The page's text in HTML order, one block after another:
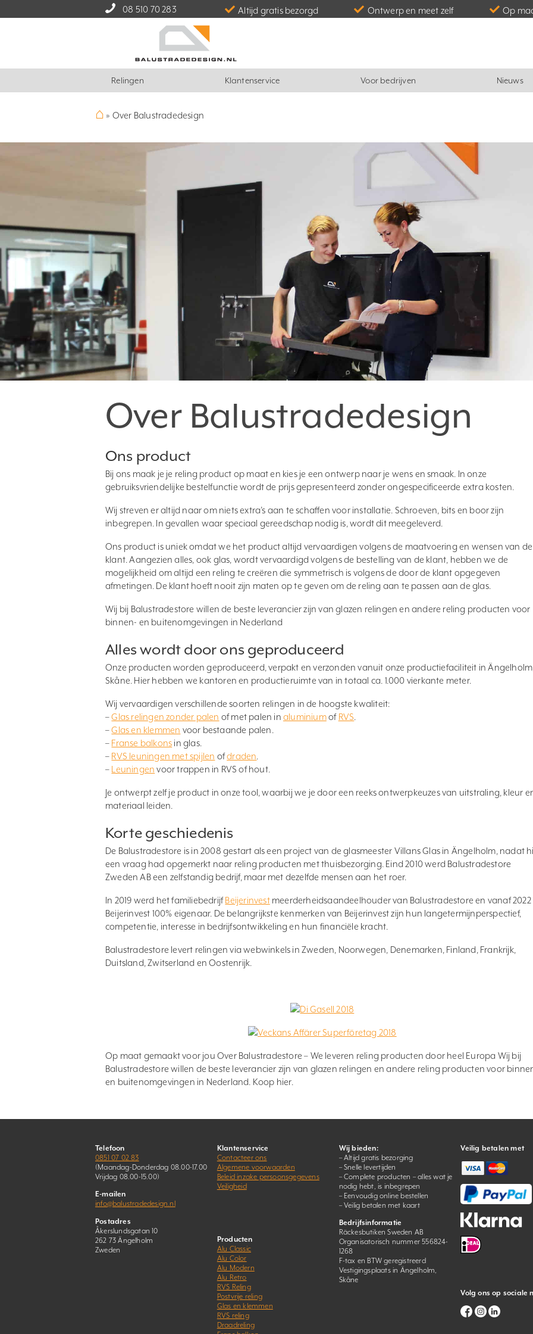
08 510 70 283 Altijd gratis bezorgd Ontwerp en meet zelf Op
Relingen Klantenservice Voor bedrijven Nieuws
⌂ » Over Balustradedesign
Over Balustradedesign
Ons product
Bij ons maak je je reling product op maat en kies je een ontwerp naar je wens en smaak. In onze
gebruiksvriendelijke bestelfunctie wordt de prijs gepresenteerd zonder ongespecificeerde extra kosten.
Wij streven er altijd naar om niets extra’s aan te schaffen voor installatie. Schroeven, bits en boor zijn
inbegrepen. In gevallen waar speciaal gereedschap nodig is, wordt dit meegeleverd.
Ons product is uniek omdat we het product altijd vervaardigen volgens de maatvoering en wensen van de
klant. Aangezien alles, ook glas, wordt vervaardigd volgens de bestelling van de klant, hebben we de
mogelijkheid om altijd een reling te creëren die symmetrisch is volgens de door de klant opgegeven
afmetingen. De klant hoeft nooit zijn maten op te geven om de reling aan te passen aan de glas.
Wij bij Balustradestore willen de beste leverancier zijn van glazen relingen en andere reling producten voor
binnen- en buitenomgevingen in Nederland
Alles wordt door ons geproduceerd
Onze producten worden geproduceerd, verpakt en verzonden vanuit onze productiefaciliteit in
Skåne. Hier hebben we kantoren en productieruimte van in totaal ca. 1.000 vierkante meter.
Wij vervaardigen verschillende soorten relingen in de hoogste kwaliteit:
–Glas relingen zonder palen of met palen inaluminiumof RVS
–Glas en klemmen voor bestaande palen.
– Franse balkons in glas.
– RVS leuningen met spijlen ofdraden
– Leuningen voor trappen in RVS of hout.
Je ontwerpt zelf je product in onze tool, waarbij we je door een reeks ontwerpkeuzes van uitstraling, kleur
materiaal leiden.
Korte geschiedenis
De Balustradestore is in 2008 gestart als een project van de glasmeester Villans Glas in Ängelholm, nadat
een vraag had opgemerkt naar reling producten met thuisbezorging. Eind 2010 werd Balustradestore
Zweden AB een zelfstandig bedrijf, maar met dezelfde mensen aan het roer.
In 2019 werd het familiebedrijfBeijerinvestmeerderheidsaandeelhouder van Balustradestore en vanaf 2022
Beijerinvest 100% eigenaar. De belangrijkste kenmerken van Beijerinvest zijn hun langetermijnperspectief,
competentie, interesse in bedrijfsontwikkeling en hun financiële kracht.
Balustradestore levert relingen via webwinkels in Zweden, Noorwegen, Denemarken, Finland, Frankrijk,
Duitsland, Zwitserland en Oostenrijk.
Op maat gemaakt voor jou Over Balustradestore – We leveren reling producten door heel Europa Wij bij
Balustradestore willen de beste leverancier zijn van glazen relingen en andere reling producten voor
en buitenomgevingen in Nederland. Koop hier.
Telefoon
0851 07 02 83
(Maandag-Donderdag 08.00-17.00
Vrijdag 08.00-15.00)
E-mailen
info@balustradedesign.nl
Postadres
Åkerslundsgatan 10
262 73 Ängelholm
Zweden
Klantenservice
Contacteer ons
Algemene voorwaarden
Beleid inzake persoonsgegevens
Veiligheid
Producten
Alu Classic
Alu Color
Alu Modern
Alu Retro
RVS Reling
Postvrije reling
Glas en klemmen
RVS reling
Draadreling
Wij bieden:
– Altijd gratis bezorging
– Snelle levertijden
– Complete producten – alles wat je
nodig hebt, is inbegrepen
– Eenvoudig online bestellen
– Veilig betalen met kaart
Bedrijfsinformatie
Räckesbutiken Sweden AB
Organisatorisch nummer 556824-
1268
F-tax en BTW geregistreerd
Vestigingsplaats in Ängelholm,
Skåne
Veilig betalen met
Volg ons op sociale